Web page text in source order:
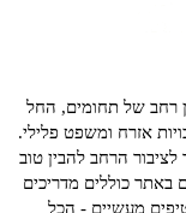
רחב של תחומים, החל
אזרח ומשפט פלילי.
הרחב להבין טוב
באתר כוללים מדריכים
מעשיים - הכל